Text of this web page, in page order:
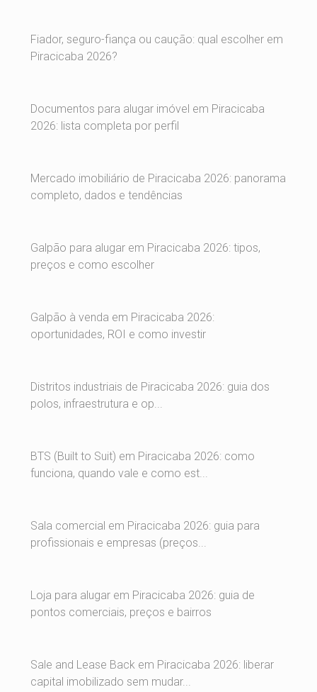
Fiador, seguro-fiança ou caução: qual escolher em
Piracicaba 2026?
Documentos para alugar imóvel em Piracicaba
2026: lista completa por perfil
Mercado imobiliário de Piracicaba 2026: panorama
completo, dados e tendências
Galpão para alugar em Piracicaba 2026: tipos,
preços e como escolher
Galpão à venda em Piracicaba 2026:
oportunidades, ROI e como investir
Distritos industriais de Piracicaba 2026: guia dos
polos, infraestrutura e op...
BTS (Built to Suit) em Piracicaba 2026: como
funciona, quando vale e como est...
Sala comercial em Piracicaba 2026: guia para
profissionais e empresas (preços...
Loja para alugar em Piracicaba 2026: guia de
pontos comerciais, preços e bairros
Sale and Lease Back em Piracicaba 2026: liberar
capital imobilizado sem mudar...